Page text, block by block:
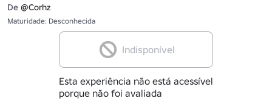
De @Corhz
Maturidade: Desconhecida
Indisponível
Esta experiência não está acessível
porque não foi avaliada